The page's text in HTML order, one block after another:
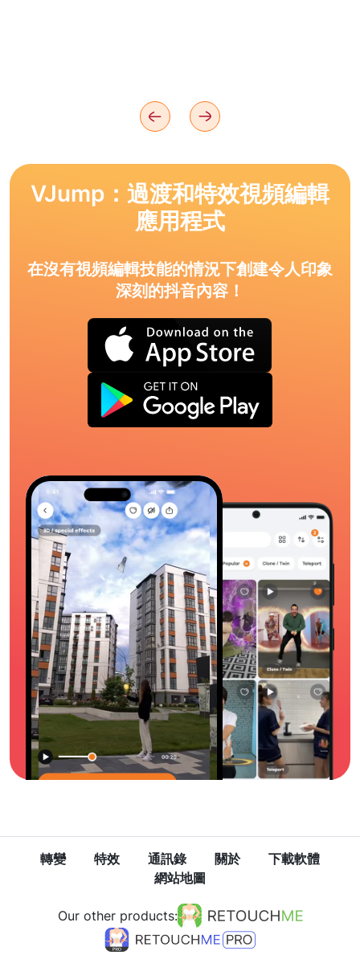
VJump：過渡和特效視頻編輯
應用程式
在沒有視頻編輯技能的情況下創建令人印象
深刻的抖音內容！
轉變 特效 通訊錄 關於
下載軟體
網站地圖
Our other products: